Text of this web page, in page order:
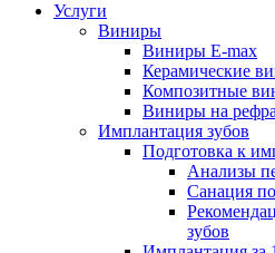
Услуги
Виниры
Виниры E-max
Керамические
Композитные
Виниры на
Имплантация зубов
Подготовка к
Анализы
Санация
зубов